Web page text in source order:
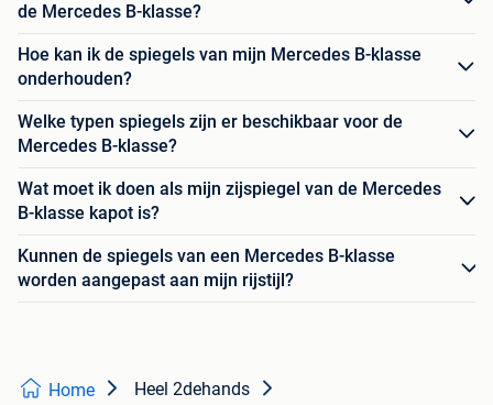
de Mercedes B-klasse?
Hoe kan ik de spiegels van mijn Mercedes B-klasse
onderhouden?
Welke typen spiegels zijn er beschikbaar voor de
Mercedes B-klasse?
Wat moet ik doen als mijn zijspiegel van de Mercedes
B-klasse kapot is?
Kunnen de spiegels van een Mercedes B-klasse
worden aangepast aan mijn rijstijl?
Home Heel 2dehands